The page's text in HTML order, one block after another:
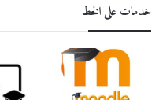
خدمات على الخط